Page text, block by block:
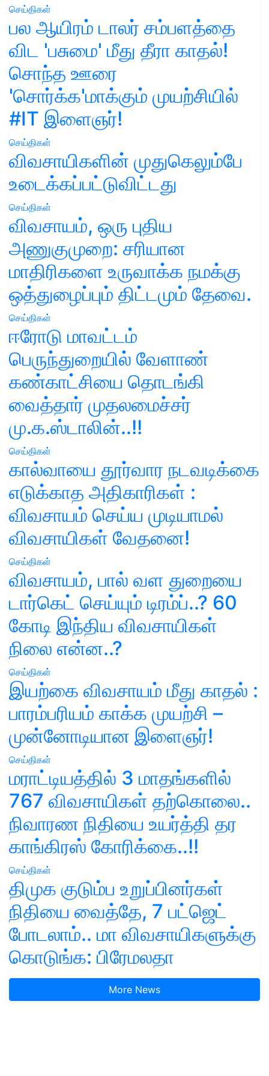
செய்திகள்
பல ஆயிரம் டாலர் சம்பளத்தை
விட 'பசுமை' மீது தீரா காதல்!
சொந்த ஊரை
'சொர்க்க'மாக்கும் முயற்சியில்
#IT இளைஞர்!
செய்திகள்
விவசாயிகளின் முதுகெலும்பே
உடைக்கப்பட்டுவிட்டது
செய்திகள்
விவசாயம், ஒரு புதிய
அணுகுமுறை: சரியான
மாதிரிகளை உருவாக்க நமக்கு
ஒத்துழைப்பும் திட்டமும் தேவை.
செய்திகள்
ஈரோடு மாவட்டம்
பெருந்துறையில் வேளாண்
கண்காட்சியை தொடங்கி
வைத்தார் முதலமைச்சர்
மு.க.ஸ்டாலின்..!!
செய்திகள்
கால்வாயை தூர்வார நடவடிக்கை
எடுக்காத அதிகாரிகள் :
விவசாயம் செய்ய முடியாமல்
விவசாயிகள் வேதனை!
செய்திகள்
விவசாயம், பால் வள துறையை
டார்கெட் செய்யும் டிரம்ப்..? 60
கோடி இந்திய விவசாயிகள்
நிலை என்ன..?
செய்திகள்
இயற்கை விவசாயம் மீது காதல் :
பாரம்பரியம் காக்க முயற்சி –
முன்னோடியான இளைஞர்!
செய்திகள்
மராட்டியத்தில் 3 மாதங்களில்
767 விவசாயிகள் தற்கொலை..
நிவாரண நிதியை உயர்த்தி தர
காங்கிரஸ் கோரிக்கை..!!
செய்திகள்
திமுக குடும்ப உறுப்பினர்கள்
நிதியை வைத்தே, 7 பட்ஜெட்
போடலாம்.. மா விவசாயிகளுக்கு
கொடுங்க: பிரேமலதா
More News